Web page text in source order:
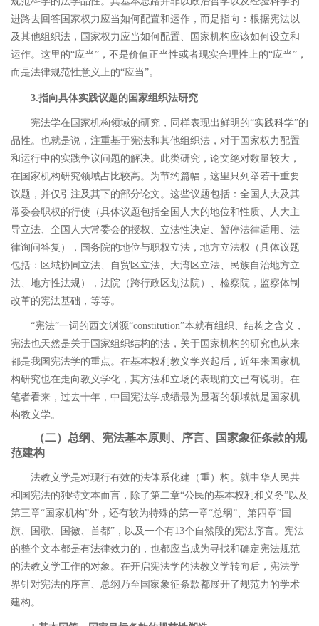
进路去回答国家权力应当如何配置和运作，而是指向：根据宪法以
及其他组织法，国家权力应当如何配置、国家机构应该如何设立和
运作。这里的“应当” ，不是价值正当性或者现实合理性上的“应当” ，
而是法律规范性意义上的“应当”。
3.指向具体实践议题的国家组织法研究
宪法学在国家机构领域的研究，同样表现出鲜明的“实践科学”的
品性。也就是说，注重基于宪法和其他组织法，对于国家权力配置
和运行中的实践争议问题的解决。此类研究，论文绝对数量较大，
在国家机构研究领域占比较高。为节约篇幅，这里只列举若干重要
议题，并仅引注及其下的部分论文。这些议题包括：全国人大及其
常委会职权的行使（具体议题包括全国人大的地位和性质、人大主
导立法、全国人大常委会的授权、立法性决定、暂停法律适用、法
律询问答复）， 国务院的地位与职权立法， 地方立法权（具体议题
包括：区域协同立法、自贸区立法、大湾区立法、民族自治地方立
法、地方性法规）， 法院（跨行政区划法院）、 检察院，监察体制
改革的宪法基础， 等等。
“宪法”一词的西文渊源“constitution”本就有组织、结构之含义，
宪法也天然是关于国家组织结构的法，关于国家机构的研究也从来
都是我国宪法学的重点。在基本权利教义学兴起后，近年来国家机
构研究也在走向教义学化，其方法和立场的表现前文已有说明。在
笔者看来，过去十年，中国宪法学成绩最为显著的领域就是国家机
构教义学。
（二）总纲、宪法基本原则、序言、国家象征条款的规
范建构
法教义学是对现行有效的法体系化建（重）构。就中华人民共
和国宪法的独特文本而言，除了第二章“公民的基本权利和义务”以及
第三章“ 国家机构”外，还有较为特殊的第一章“总纲”、第四章“ 国
旗、国歌、国徽、首都” ，以及一个有13个自然段的宪法序言。宪法
的整个文本都是有法律效力的，也都应当成为寻找和确定宪法规范
的法教义学工作的对象。在开启宪法学的法教义学转向后，宪法学
界针对宪法的序言、总纲乃至国家象征条款都展开了规范力的学术
建构。